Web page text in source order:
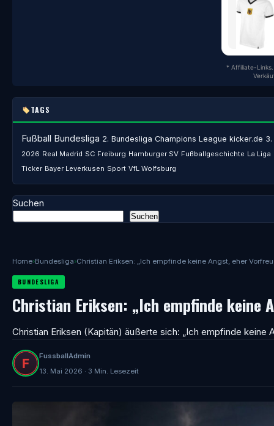
Home›Bundesliga›Christian Eriksen: „Ich empfinde keine Angst, eher
BUNDESLIGA
Christian Eriksen: „Ich empfinde keine
Christian Eriksen (Kapitän) äußerte sich: „Ich empfinde keine
FussballAdmin
13. Mai 2026 · 3 Min. Lesezeit
* Affiliate-
TAGS
Fußball Bundesliga 2. Bundesliga Champions League kicker.de 3.
2026 Real Madrid SC Freiburg Hamburger SV Fußballgeschichte La Liga
Ticker Bayer Leverkusen Sport VfL Wolfsburg
Suchen
Suchen